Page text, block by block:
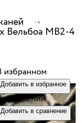
Вельбоа МВ2-4
избранном
Добавить в избранное
сравнении
Добавить в сравнение